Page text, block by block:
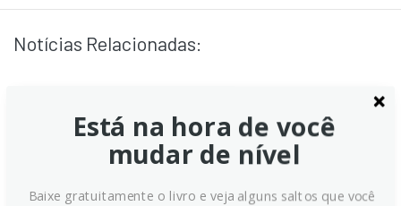
Notícias Relacionadas:
USD/CAD permanece estável
perto de 1,3750 enquanto
traders aguardam PCE dos EUA
Está na hora de você
mudar de nível
Baixe gratuitamente o livro e veja alguns saltos que você